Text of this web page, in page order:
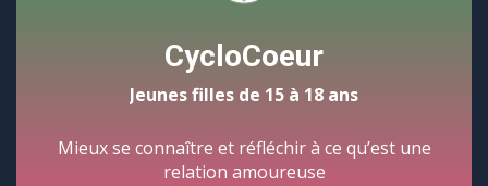
CycloCoeur
Jeunes filles de 15 à 18 ans
Mieux se connaître et réfléchir à ce qu’est une
relation amoureuse